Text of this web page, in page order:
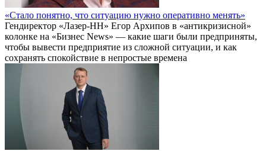
«Стало понятно, что ситуацию нужно оперативно менять»
Гендиректор «Лазер-НН» Егор Архипов в «антикризисной»
колонке на «Бизнес News» — какие шаги были предприняты,
чтобы вывести предприятие из сложной ситуации, и как
сохранять спокойствие в непростые времена